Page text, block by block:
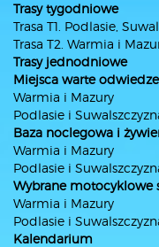
Trasy tygodniowe
Trasa T1. Podlasie,
Trasa T2. Warmia i
Trasy jednodniowe
Miejsca warte
Warmia i Mazury
Podlasie i
Baza noclegowa i
Warmia i Mazury
Podlasie i
Wybrane motocyklowe
Warmia i Mazury
Podlasie i
Kalendarium